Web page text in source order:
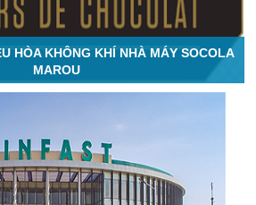
HÒA KHÔNG KHÍ NHÀ MÁY SOCOLA
MAROU